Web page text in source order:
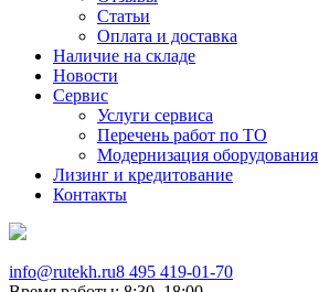
Статьи
Оплата и доставка
Наличие на складе
Новости
Сервис
Услуги сервиса
Перечень работ по ТО
Модернизация оборудования
Лизинг и кредитование
Контакты
info@rutekh.ru8 495 419-01-70